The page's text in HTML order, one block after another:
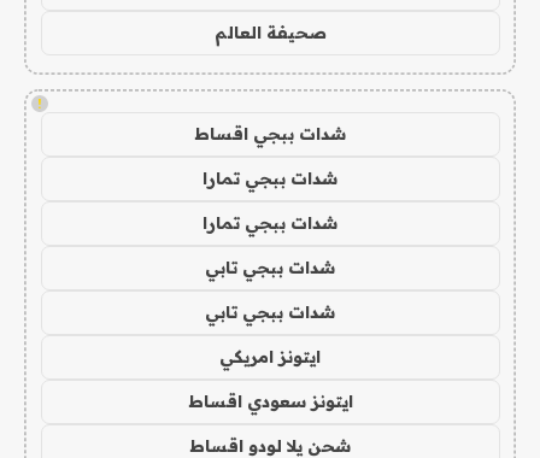
صحيفة العالم
!
شدات ببجي اقساط
شدات ببجي تمارا
شدات ببجي تمارا
شدات ببجي تابي
شدات ببجي تابي
ايتونز امريكي
ايتونز سعودي اقساط
شحن يلا لودو اقساط